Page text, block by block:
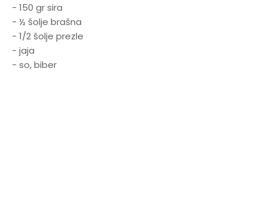
- 150 gr sira
- ½ šolje brašna
- 1/2 šolje prezle
- jaja
- so, biber